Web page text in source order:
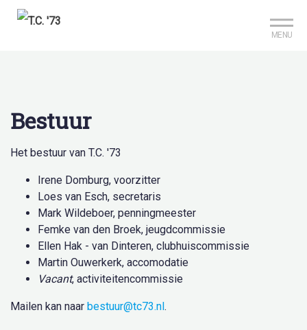
MENU
Bestuur
Het bestuur van T.C. '73
Irene Domburg, voorzitter
Loes van Esch, secretaris
Mark Wildeboer, penningmeester
Femke van den Broek, jeugdcommissie
Ellen Hak - van Dinteren, clubhuiscommissie
Martin Ouwerkerk, accomodatie
Vacant, activiteitencommissie
Mailen kan naar bestuur@tc73.nl.